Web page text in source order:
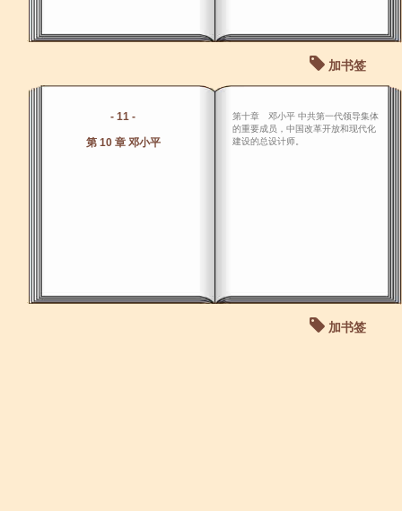
加书签
- 11 -
第 10 章 邓小平
第十章 邓小平 中共第一代领导集体
的重要成员，中国改革开放和现代化
建设的总设计师。
加书签